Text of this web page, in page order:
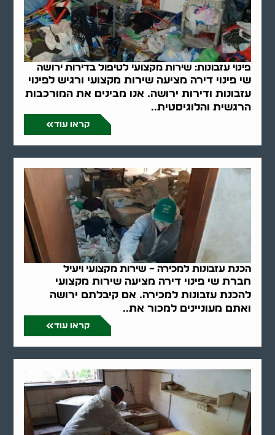
פינוי עזבונות: שירות מקצועי לטיפול בדירות ירושה
שי פינוי דירה מציעה שירות מקצועי ורגיש לפינוי
עזבונות ודירות ירושה. אנו מבינים את המורכבות
הרגשית והלוגיסטית..
קראו עוד
הכנת עזבונות למכירה – שירות מקצועי ויעיל
חברת שי פינוי דירה מציעה שירות מקצועי
להכנת עזבונות למכירה. אם קיבלתם ירושה
ואתם מעוניינים למכור את..
קראו עוד